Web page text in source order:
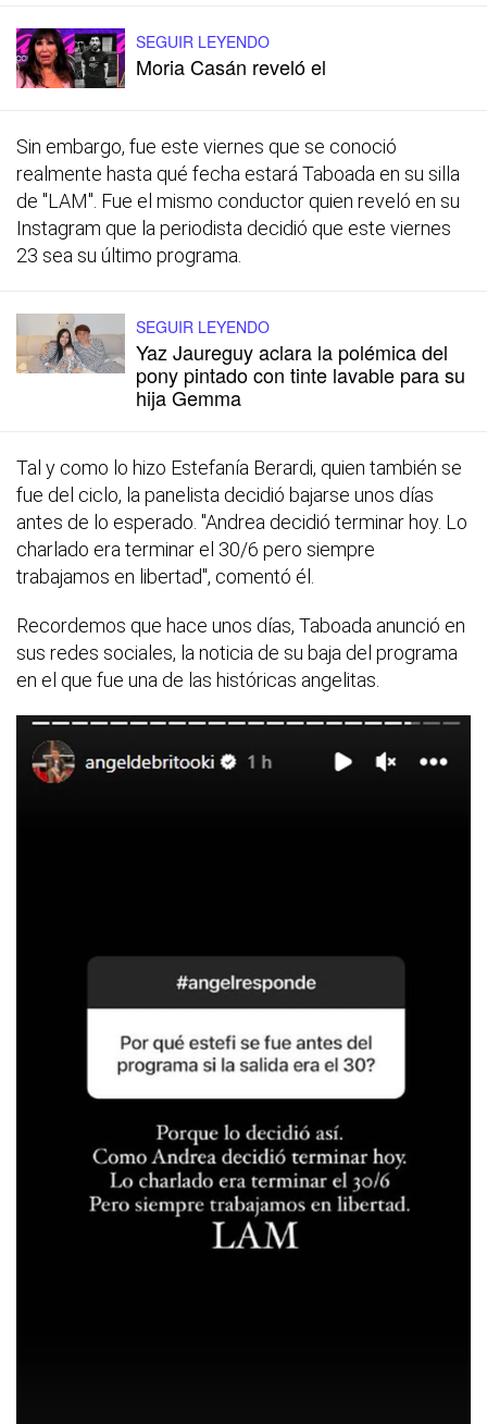
SEGUIR LEYENDO
Moria Casán reveló el
Sin embargo, fue este viernes que se conoció
realmente hasta qué fecha estará Taboada en su silla
de "LAM". Fue el mismo conductor quien reveló en su
Instagram que la periodista decidió que este viernes
23 sea su último programa.
SEGUIR LEYENDO
Yaz Jaureguy aclara la polémica del
pony pintado con tinte lavable para su
hija Gemma
Tal y como lo hizo Estefanía Berardi, quien también se
fue del ciclo, la panelista decidió bajarse unos días
antes de lo esperado. "Andrea decidió terminar hoy. Lo
charlado era terminar el 30/6 pero siempre
trabajamos en libertad", comentó él.
Recordemos que hace unos días, Taboada anunció en
sus redes sociales, la noticia de su baja del programa
en el que fue una de las históricas angelitas.